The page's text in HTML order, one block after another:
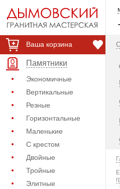
Ваша корзина
Памятники
Экономичные
Вертикальные
Резные
Горизонтальные
Маленькие
С крестом
Двойные
Тройные
Элитные